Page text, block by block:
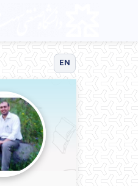
EN